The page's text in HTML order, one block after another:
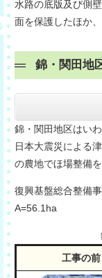
水路の底版及び側
面を保護したほか
錦・関田地
錦・関田地区はい
日本大震災による
の農地でほ場整備
復興基盤総合整備
A=56.1ha
工事の前